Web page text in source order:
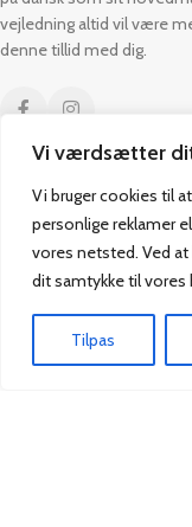
Vi værdsætter
Vi bruger cookies til
personlige reklamer
vores netsted. Ved at
dit samtykke til vores
Tilpas
vejledning altid vil være
denne tillid med dig.
Kontakt
Paul Bergsøes Vej 14,
2600 Glostrup
admin@vakifforlag.dk